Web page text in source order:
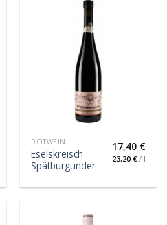
ROTWEIN
Eselskreisch
Spätburgunder
17,40 €
23,20 €/ l